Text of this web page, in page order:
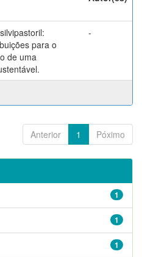
para o
de uma
-
Anterior 1 Póximo
1
1
1